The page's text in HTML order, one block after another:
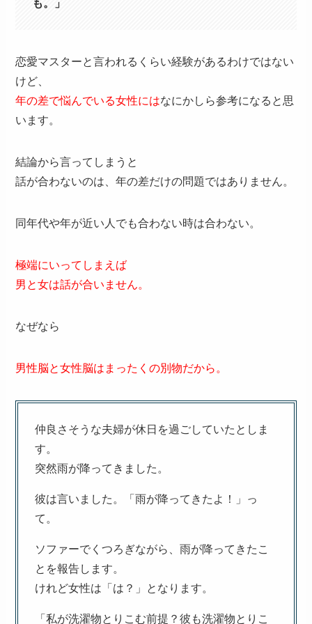
も。」
恋愛マスターと言われるくらい経験があるわけではない
けど、
年の差で悩んでいる女性にはなにかしら参考になると思
います。
結論から言ってしまうと
話が合わないのは、年の差だけの問題ではありません。
同年代や年が近い人でも合わない時は合わない。
極端にいってしまえば
男と女は話が合いません。
なぜなら
男性脳と女性脳はまったくの別物だから。
仲良さそうな夫婦が休日を過ごしていたとしま
す。
突然雨が降ってきました。
彼は言いました。「雨が降ってきたよ！」っ
て。
ソファーでくつろぎながら、雨が降ってきたこ
とを報告します。
けれど女性は「は？」となります。
「私が洗濯物とりこむ前提？彼も洗濯物とりこ